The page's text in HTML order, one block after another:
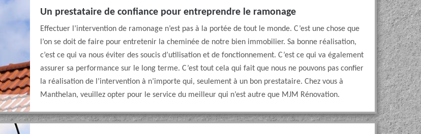
Un prestataire de confiance pour entreprendre le ramonage
Effectuer l’intervention de ramonage n’est pas à la portée de tout le monde. C’est une chose que
l’on se doit de faire pour entretenir la cheminée de notre bien immobilier. Sa bonne réalisation,
c’est ce qui va nous éviter des soucis d’utilisation et de fonctionnement. C’est ce qui va également
assurer sa performance sur le long terme. C’est tout cela qui fait que nous ne pouvons pas confier
la réalisation de l’intervention à n’importe qui, seulement à un bon prestataire. Chez vous à
Manthelan, veuillez opter pour le service du meilleur qui n’est autre que MJM Rénovation.